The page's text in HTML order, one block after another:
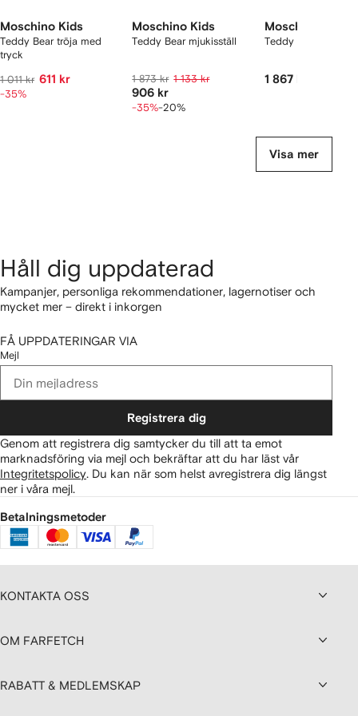
Moschino Kids
Teddy Bear tröja med
tryck
1 011 kr 611 kr
-35%
Moschino Kids
Teddy Bear mjukisställ
1 873 kr 1 133 kr
906 kr
-35%-20%
Moschino Kids
Teddy Bear
1 867 kr
Visa mer
Håll dig uppdaterad
Kampanjer, personliga rekommendationer, lagernotiser och
mycket mer – direkt i inkorgen
FÅ UPPDATERINGAR VIA
Mejl
Registrera dig
Genom att registrera dig samtycker du till att ta emot
marknadsföring via mejl och bekräftar att du har läst vår
Integritetspolicy. Du kan när som helst avregistrera dig längst
ner i våra mejl.
Betalningsmetoder
KONTAKTA OSS
OM FARFETCH
RABATT & MEDLEMSKAP